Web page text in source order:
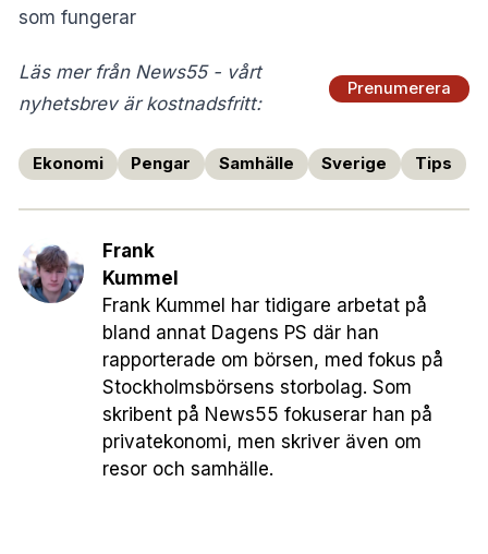
som fungerar
Läs mer från News55 - vårt
nyhetsbrev är kostnadsfritt:
Prenumerera
Ekonomi Pengar Samhälle Sverige Tips
Frank
Kummel
Frank Kummel har tidigare arbetat på
bland annat Dagens PS där han
rapporterade om börsen, med fokus på
Stockholmsbörsens storbolag. Som
skribent på News55 fokuserar han på
privatekonomi, men skriver även om
resor och samhälle.